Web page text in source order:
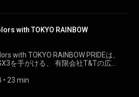
with TOKYO RAINBOW
with TOKYO RAINBOW PRIDEは、
を手がける、 有限会社T&Tの広
• 23 min